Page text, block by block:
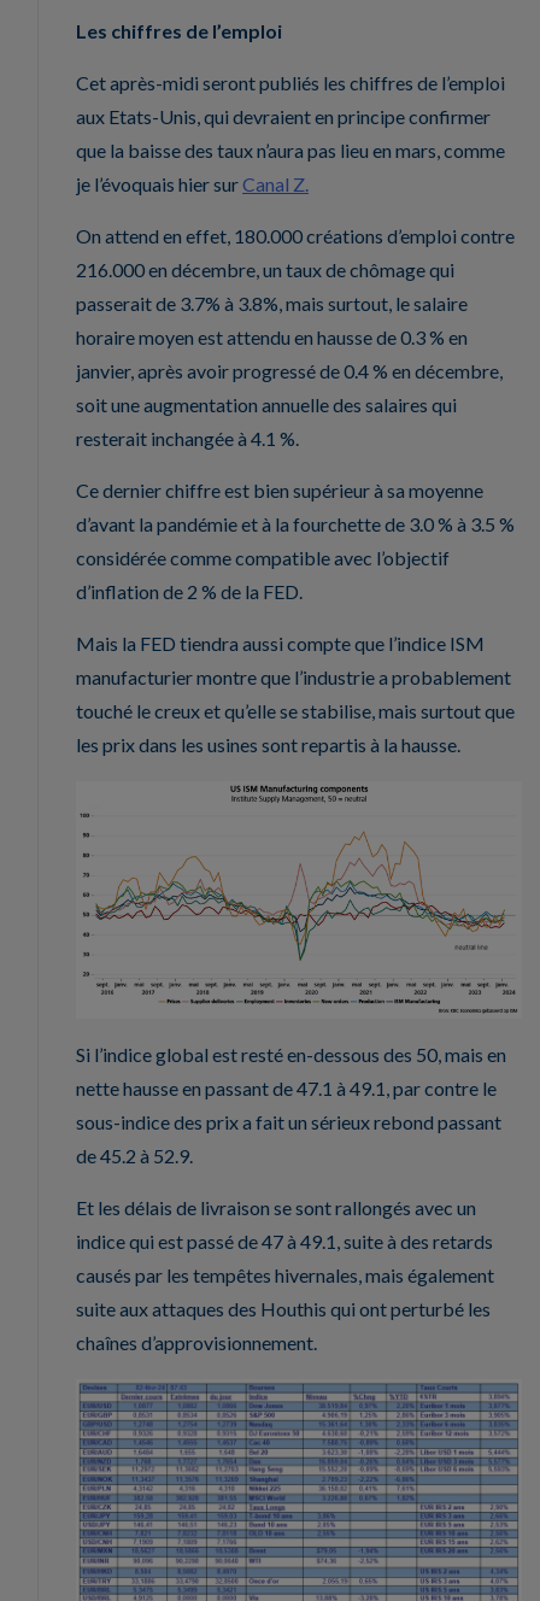
Les chiffres de l’emploi
Cet après-midi seront publiés les chiffres de l’emploi
aux Etats-Unis, qui devraient en principe confirmer
que la baisse des taux n’aura pas lieu en mars, comme
je l’évoquais hier surCanal Z.
On attend en effet, 180.000 créations d’emploi contre
216.000 en décembre, un taux de chômage qui
passerait de 3.7% à 3.8%, mais surtout, le salaire
horaire moyen est attendu en hausse de 0.3 % en
janvier, après avoir progressé de 0.4 % en décembre,
soit une augmentation annuelle des salaires qui
resterait inchangée à 4.1 %.
Ce dernier chiffre est bien supérieur à sa moyenne
d’avant la pandémie et à la fourchette de 3.0 % à 3.5 %
considérée comme compatible avec l’objectif
d’inflation de 2 % de la FED.
Mais la FED tiendra aussi compte que l’indice ISM
manufacturier montre que l’industrie a probablement
touché le creux et qu’elle se stabilise, mais surtout que
les prix dans les usines sont repartis à la hausse.
Si l’indice global est resté en-dessous des 50, mais en
nette hausse en passant de 47.1 à 49.1, par contre le
sous-indice des prix a fait un sérieux rebond passant
de 45.2 à 52.9.
Et les délais de livraison se sont rallongés avec un
indice qui est passé de 47 à 49.1, suite à des retards
causés par les tempêtes hivernales, mais également
suite aux attaques des Houthis qui ont perturbé les
chaînes d’approvisionnement.